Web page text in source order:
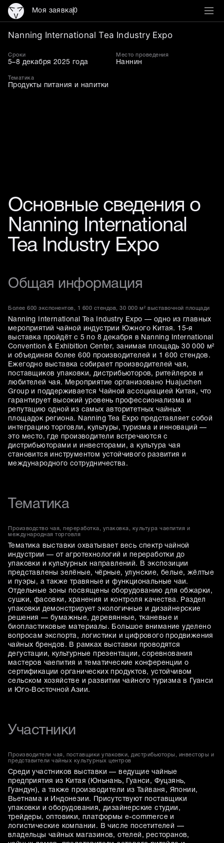
Моя заявка0
Nanning International Tea
Nanning International Tea Industry Expo
Сроки
5–8 декабря 2025 года
Место проведения
Наннин
Тематика
Продукты питания и напитки
Основные сведения о
Nanning International
Tea Industry Expo
Общая информация
Более 600 экспонентов, 1 600 стендов, 30 000 м² выставочной площади
Nanning International Tea Industry Expo — одно из главных
мероприятий чайной индустрии Южного Китая. 15-я
выставка пройдёт с 5 по 8 декабря в Nanning International
Convention & Exhibition Center, занимая площадь 30 000 м²
и объединяя более 600 производителей и 1 600 стендов.
Ежегодно выставка собирает производителей чая,
поставщиков упаковки, дистрибьюторов, ритейлеров и
любителей чая. Мероприятие организовано Huajuchen
Group и поддерживается Чайной ассоциацией Китая, что
гарантирует высокий уровень профессионализма и
репутацию одной из самых авторитетных чайных
площадок региона. Nanning Tea Expo представляет собой
интеграцию торговли, культуры, туризма и инноваций —
это место, где производители встречаются с
дистрибьюторами и инвесторами, а культура чая
становится инструментом устойчивого развития и
международного сотрудничества.
Тематика
Производство чая, переработка, упаковка, культура чаепития и
международная торговля
Тематика выставки охватывает весь спектр чайной
индустрии — от агротехнологий и переработки до
упаковки и культурных направлений. В экспозиции
представлены зелёные, чёрные, улунские, белые, жёлтые
и пуэры, а также травяные и функциональные чаи.
Отдельные зоны посвящены оборудованию для обжарки,
сушки, фасовки, хранения и контроля качества. Раздел
упаковки демонстрирует экологичные и дизайнерские
решения — бумажные, деревянные, тканевые и
биопластиковые материалы. Большое внимание уделено
вопросам экспорта, логистики и цифрового продвижения
чайных брендов. В рамках выставки проводятся
дегустации, культурные презентации, соревнования
мастеров чаепития и тематические конференции о
сертификации органических продуктов, устойчивом
сельском хозяйстве и развитии чайного туризма в Гуанси
и Юго-Восточной Азии.
Участники
Производители чая, поставщики упаковки, дистрибьюторы, инвесторы и
представители чайных культурных центров
Среди участников выставки — ведущие чайные
предприятия из Китая (Юньнань, Гуанси, Фуцзянь,
Гуандун), а также производители из Тайваня, Японии,
Вьетнама и Индонезии. Присутствуют поставщики
упаковки и оборудования, дизайнерские студии,
трейдеры, оптовики, платформы e-commerce и
логистические компании. В числе посетителей —
владельцы чайных магазинов, отелей, ресторанов,